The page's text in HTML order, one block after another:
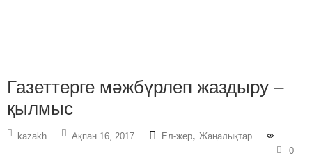
Газеттерге мәжбүрлеп жаздыру –
қылмыс
kazakh Ақпан 16, 2017 Ел-жер, Жаңалықтар
0